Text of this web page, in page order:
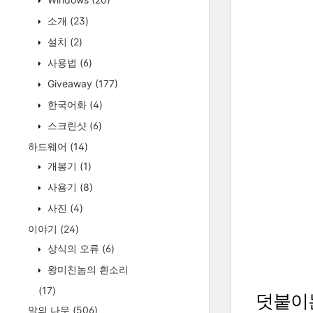
소개 (23)
설치 (2)
사용법 (6)
Giveaway (177)
한국어화 (4)
스크린샷 (6)
하드웨어 (14)
개봉기 (1)
사용기 (8)
사진 (4)
이야기 (24)
상식의 오류 (6)
왕미친놈의 흰소리
(17)
말의 나무 (506) 덧붙이